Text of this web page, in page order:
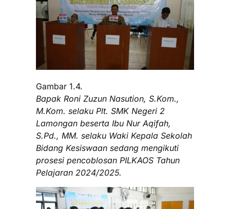
Gambar 1.4.
Bapak Roni Zuzun Nasution, S.Kom.,
M.Kom. selaku Plt. SMK Negeri 2
Lamongan beserta Ibu Nur Aqifah,
S.Pd., MM. selaku Waki Kepala Sekolah
Bidang Kesiswaan sedang mengikuti
prosesi pencoblosan PILKAOS Tahun
Pelajaran 2024/2025.